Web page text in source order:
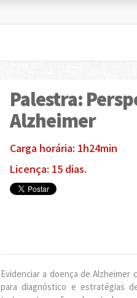
Palestra:
Alzheimer
Carga horária: 1h24min
Licença: 15 dias.
Evidenciar a doença de
para diagnóstico e estratégias